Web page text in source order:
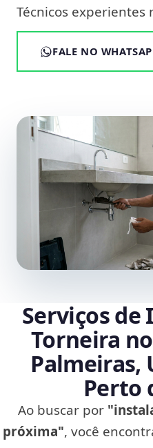
Técnicos experientes
FALE NO
Serviços de
Torneira
Palmeiras,
Perto
Ao buscar por
próxima", você